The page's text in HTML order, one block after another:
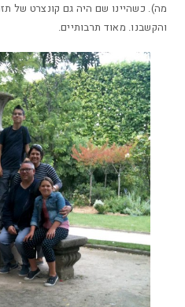
מה). כשהיינו שם היה גם קונצרט של
והקשבנו. מאוד תרבותיים.